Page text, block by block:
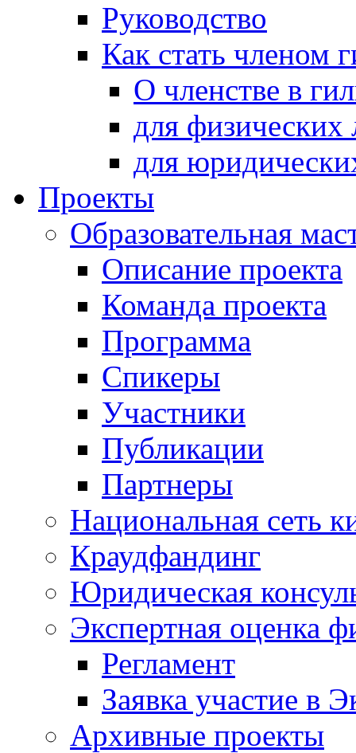
Руководство
Как стать членом
О членстве в
для физических
для
Проекты
Образовательная
Описание проекта
Команда проекта
Программа
Спикеры
Участники
Публикации
Партнеры
Национальная сеть
Краудфандинг
Юридическая
Экспертная оценка
Регламент
Заявка участие в
Архивные проекты